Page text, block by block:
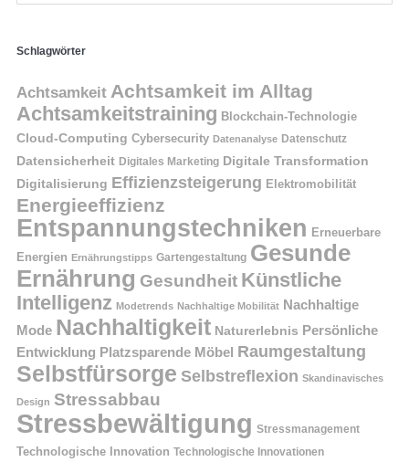
Schlagwörter
Achtsamkeit Achtsamkeit im Alltag
Achtsamkeitstraining Blockchain-Technologie
Cloud-Computing Cybersecurity Datenanalyse Datenschutz
Datensicherheit Digitales Marketing Digitale Transformation
Digitalisierung Effizienzsteigerung Elektromobilität
Energieeffizienz
Entspannungstechniken Erneuerbare
Energien Ernährungstipps Gartengestaltung Gesunde
Ernährung Gesundheit Künstliche
Intelligenz Modetrends Nachhaltige Mobilität Nachhaltige
Mode Nachhaltigkeit Naturerlebnis Persönliche
Entwicklung Platzsparende Möbel Raumgestaltung
Selbstfürsorge Selbstreflexion Skandinavisches
Design Stressabbau
Stressbewältigung Stressmanagement
Technologische Innovation Technologische Innovationen